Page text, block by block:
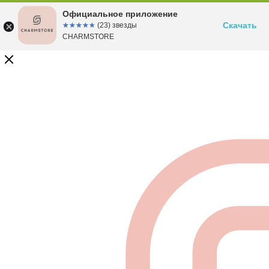
Официальное приложение
☆☆☆☆☆
★★★★★ (23) звезды
CHARMSTORE
Скачать